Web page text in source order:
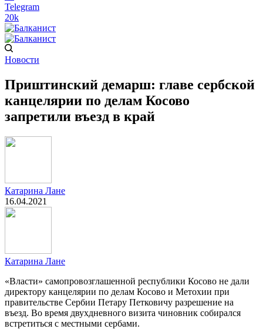
Telegram
20k
Новости
Приштинский демарш: главе сербской
канцелярии по делам Косово
запретили въезд в край
Катарина Лане
16.04.2021
Катарина Лане
«Власти» самопровозглашенной республики Косово не дали
директору канцелярии по делам Косово и Метохии при
правительстве Сербии Петару Петковичу разрешение на
въезд. Во время двухдневного визита чиновник собирался
встретиться с местными сербами.